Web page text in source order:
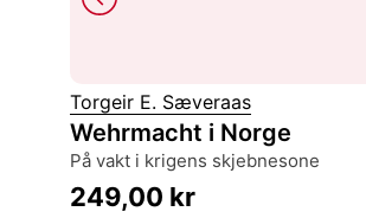
Torgeir E. Sæveraas
Wehrmacht i Norge
på vakt i krigens skjebnesone
249,00 kr